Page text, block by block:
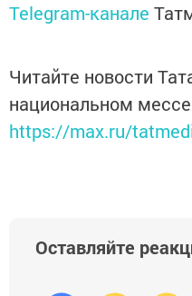
Telegram-канале
Читайте новости
национальном
https://max.ru/
Оставляйте